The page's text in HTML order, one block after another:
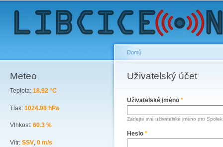
Meteo
Teplota: 18.92 °C
Tlak: 1024.98 hPa
Vlhkost: 60.3 %
Vítr: SSV, 0 m/s
You are here
Domů
Uživatelský účet
Primary tabs
Uživatelské jméno *
Zadejte své uživatelské jméno pro
Heslo *